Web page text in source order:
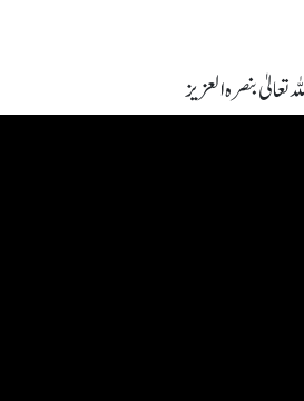
تعالیٰ بنصرہ العزیز